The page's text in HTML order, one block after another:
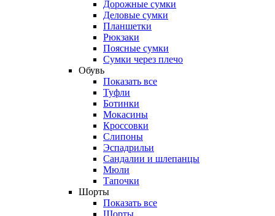
Дорожные сумки
Деловые сумки
Планшетки
Рюкзаки
Поясные сумки
Сумки через плечо
Обувь
Показать все
Туфли
Ботинки
Мокасины
Кроссовки
Слипоны
Эспадрильи
Сандалии и шлепанцы
Мюли
Тапочки
Шорты
Показать все
Шорты